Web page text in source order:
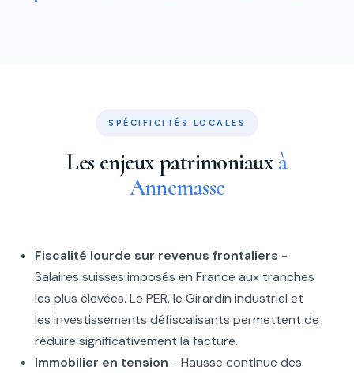
SPÉCIFICITÉS LOCALES
Les enjeux patrimoniauxà
Annemasse
Fiscalité lourde sur revenus frontaliers -
Salaires suisses imposés en France aux tranches
les plus élevées. Le PER, le Girardin industriel et
les investissements défiscalisants permettent de
réduire significativement la facture.
Immobilier en tension - Hausse continue des